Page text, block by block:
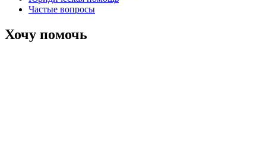
Частые вопросы
Хочу помочь